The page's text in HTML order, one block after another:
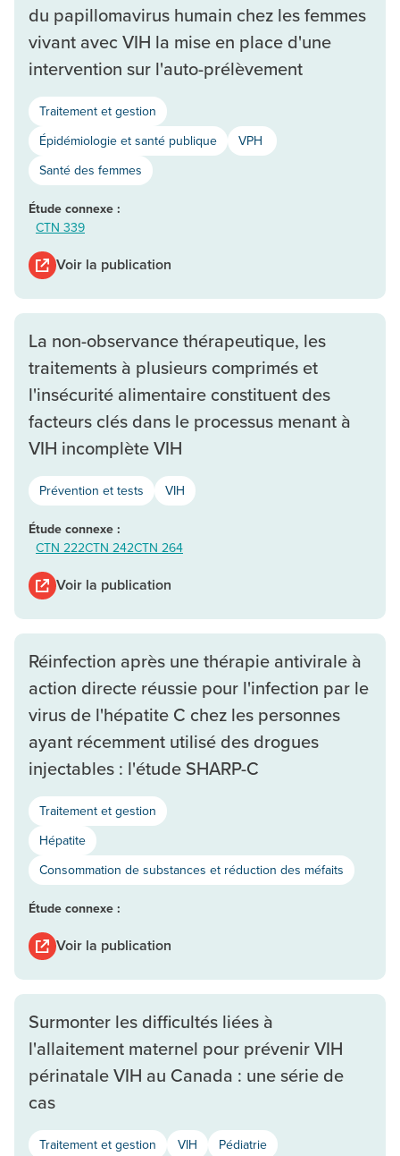
du papillomavirus humain chez les femmes
vivant avec VIH la mise en place d'une
intervention sur l'auto-prélèvement
Traitement et gestion
Épidémiologie et santé publique
VPH
Santé des femmes
Étude connexe :
CTN 339
Voir la publication
La non-observance thérapeutique, les
traitements à plusieurs comprimés et
l'insécurité alimentaire constituent des
facteurs clés dans le processus menant à
VIH incomplète VIH
Prévention et tests VIH
Étude connexe :
CTN 222CTN 242CTN 264
Voir la publication
Réinfection après une thérapie antivirale à
action directe réussie pour l'infection par le
virus de l'hépatite C chez les personnes
ayant récemment utilisé des drogues
injectables : l'étude SHARP-C
Traitement et gestion
Hépatite
Consommation de substances et réduction des méfaits
Étude connexe :
Voir la publication
Surmonter les difficultés liées à
l'allaitement maternel pour prévenir VIH
périnatale VIH au Canada : une série de
cas
Traitement et gestion VIH Pédiatrie